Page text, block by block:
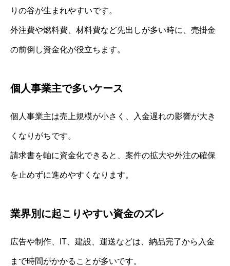
りの谷が生まれやすいです。
外注費や燃料費、材料費など先出しが多い時に、売掛金
の前倒し資金化が役立ちます。
個人事業主で多いケース
個人事業主は売上規模が小さく、入金遅れの影響が大き
くなりがちです。
請求書を軸に資金化できると、案件の拡大や外注の確保
を止めずに進めやすくなります。
業界別に起こりやすい資金のズレ
広告や制作、IT、建設、運送などは、納品完了から入金
まで時間がかかることが多いです。